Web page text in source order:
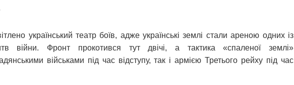
український театр боїв, адже українські землі стали ареною одних із
війни. Фронт прокотився тут двічі, а тактика «спаленої землі»
військами під час відступу, так і армією Третього рейху під час